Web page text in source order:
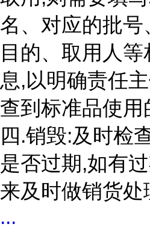
名、对应的批号
目的、取用人
息,以明确责任
查到标准品使用
四.销毁:及时检
是否过期,如有
来及时做销货处
...